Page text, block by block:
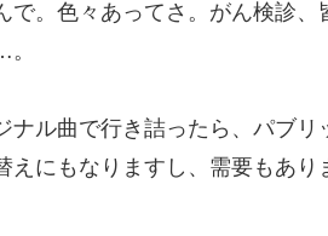
で。色々あってさ。がん検診
ル曲で行き詰ったら、パブリ
えにもなりますし、需要もあ